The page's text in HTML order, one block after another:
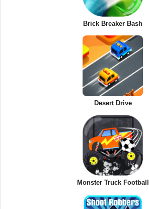
Brick Breaker Bash
Desert Drive
Monster Truck Football